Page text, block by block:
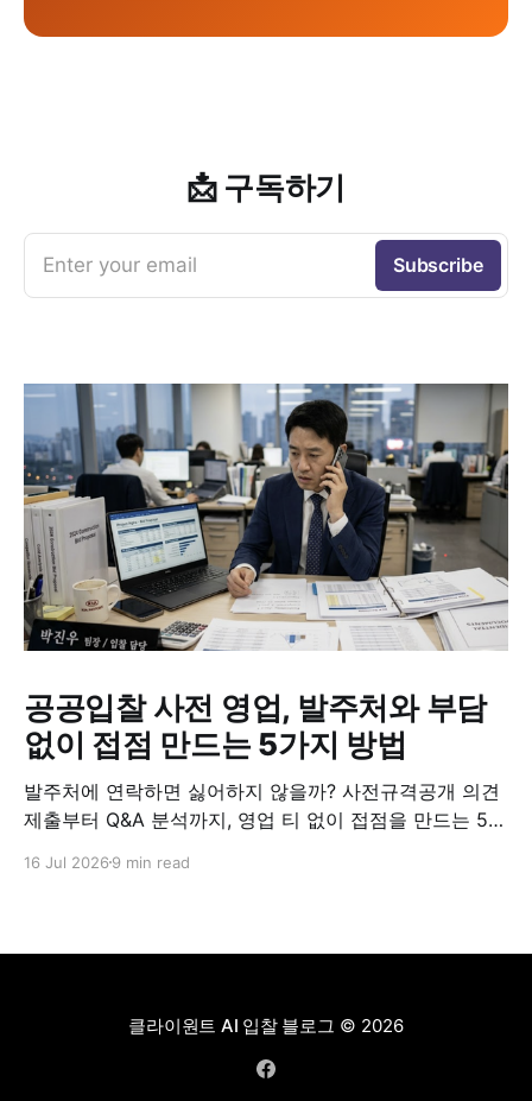
📩 구독하기
Enter your email Subscribe
공공입찰 사전 영업, 발주처와 부담
없이 접점 만드는 5가지 방법
발주처에 연락하면 싫어하지 않을까? 사전규격공개 의견
제출부터 Q&A 분석까지, 영업 티 없이 접점을 만드는 5가
16 Jul 2026 9 min read
클라이원트 AI 입찰 블로그 © 2026